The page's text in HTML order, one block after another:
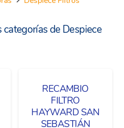
de Despiece
RECAMBIO
FILTRO
HAYWARD SAN
SEBASTIÁN